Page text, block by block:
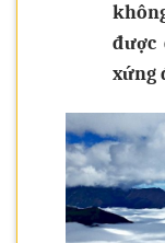
được
xứng